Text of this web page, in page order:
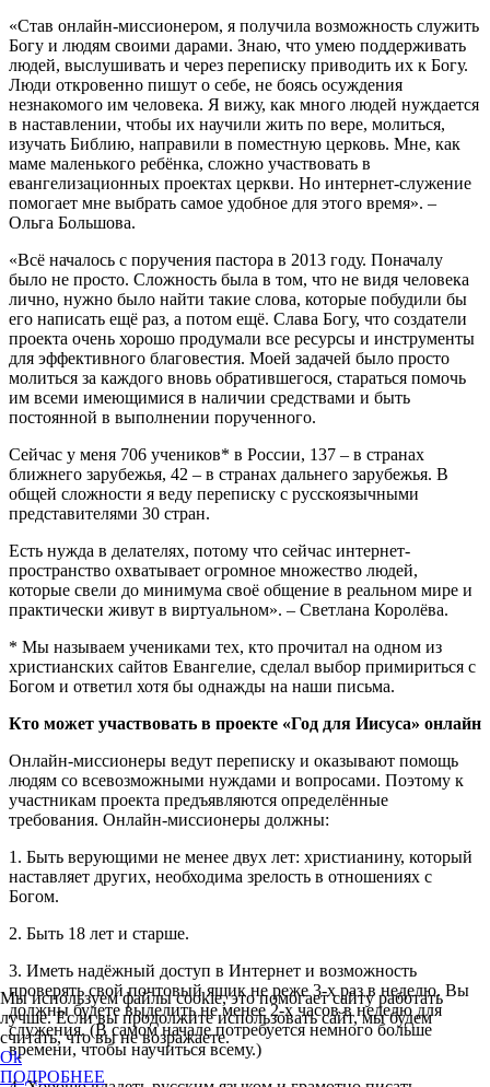
«Став онлайн-миссионером, я получила возможность служить
Богу и людям своими дарами. Знаю, что умею поддерживать
людей, выслушивать и через переписку приводить их к Богу.
Люди откровенно пишут о себе, не боясь осуждения
незнакомого им человека. Я вижу, как много людей нуждается
в наставлении, чтобы их научили жить по вере, молиться,
изучать Библию, направили в поместную церковь. Мне, как
маме маленького ребёнка, сложно участвовать в
евангелизационных проектах церкви. Но интернет-служение
помогает мне выбрать самое удобное для этого время». –
Ольга Большова.
«Всё началось с поручения пастора в 2013 году. Поначалу
было не просто. Сложность была в том, что не видя человека
лично, нужно было найти такие слова, которые побудили бы
его написать ещё раз, а потом ещё. Слава Богу, что создатели
проекта очень хорошо продумали все ресурсы и инструменты
для эффективного благовестия. Моей задачей было просто
молиться за каждого вновь обратившегося, стараться помочь
им всеми имеющимися в наличии средствами и быть
постоянной в выполнении порученного.
Сейчас у меня 706 учеников* в России, 137 – в странах
ближнего зарубежья, 42 – в странах дальнего зарубежья. В
общей сложности я веду переписку с русскоязычными
представителями 30 стран.
Есть нужда в делателях, потому что сейчас интернет-
пространство охватывает огромное множество людей,
которые свели до минимума своё общение в реальном мире и
практически живут в виртуальном». – Светлана Королёва.
* Мы называем учениками тех, кто прочитал на одном из
христианских сайтов Евангелие, сделал выбор примириться с
Богом и ответил хотя бы однажды на наши письма.
Кто может участвовать в проекте «Год для Иисуса» онлайн
Онлайн-миссионеры ведут переписку и оказывают помощь
людям со всевозможными нуждами и вопросами. Поэтому к
участникам проекта предъявляются определённые
требования. Онлайн-миссионеры должны:
1. Быть верующими не менее двух лет: христианину, который
наставляет других, необходима зрелость в отношениях с
Богом.
2. Быть 18 лет и старше.
3. Иметь надёжный доступ в Интернет и возможность
проверять свой почтовый ящик не реже 3-х раз в неделю. Вы
должны будете выделить не менее 2-х часов в неделю для
служения. (В самом начале потребуется немного больше
времени, чтобы научиться всему.)
Мы используем файлы cookie, это помогает сайту работать
лучше. Если вы продолжите использовать сайт, мы будем
считать, что вы не возражаете.
Ok
ПОДРОБНЕЕ